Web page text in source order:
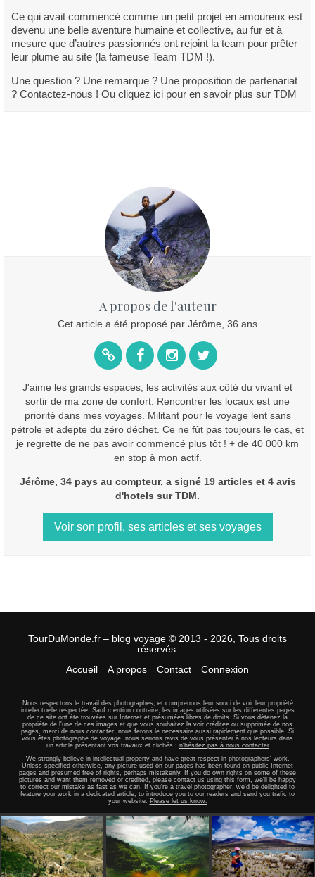
Ce qui avait commencé comme un petit projet en amoureux est
devenu une belle aventure humaine et collective, au fur et à
mesure que d’autres passionnés ont rejoint la team pour prêter
leur plume au site (la fameuse Team TDM !).
Une question ? Une remarque ? Une proposition de partenariat
? Contactez-nous ! Ou cliquez ici pour en savoir plus sur TDM
A propos de l'auteur
Cet article a été proposé par Jérôme, 36 ans
J'aime les grands espaces, les activités aux côté du vivant et
sortir de ma zone de confort. Rencontrer les locaux est une
priorité dans mes voyages. Militant pour le voyage lent sans
pétrole et adepte du zéro déchet. Ce ne fût pas toujours le cas, et
je regrette de ne pas avoir commencé plus tôt ! + de 40 000 km
en stop à mon actif.
Jérôme, 34 pays au compteur, a signé 19 articles et 4 avis
d'hotels sur TDM.
Voir son profil, ses articles et ses voyages
TourDuMonde.fr – blog voyage © 2013 - 2026, Tous droits
réservés.
Accueil
A propos Contact Connexion
Nous respectons le travail des photographes, et comprenons leur souci de voir leur propriété
intellectuelle respectée. Sauf mention contraire, les images utilisées sur les différentes pages
de ce site ont été trouvées sur Internet et présumées libres de droits. Si vous détenez la
propriété de l'une de ces images et que vous souhaitez la voir créditée ou supprimée de nos
pages, merci de nous contacter, nous ferons le nécessaire aussi rapidement que possible. Si
vous êtes photographe de voyage, nous serions ravis de vous présenter à nos lecteurs dans
un article présentant vos travaux et clichés : n'hésitez pas à nous contacter
We strongly believe in intellectual property and have great respect in photographers' work.
Unless specified otherwise, any picture used on our pages has been found on public Internet
pages and presumed free of rights, perhaps mistakenly. If you do own rights on some of these
pictures and want them removed or credited, please contact us using this form, we'll be happy
to correct our mistake as fast as we can. If you're a travel photographer, we'd be delighted to
feature your work in a dedicated article, to introduce you to our readers and send you trafic to
your website.
Please let us know.